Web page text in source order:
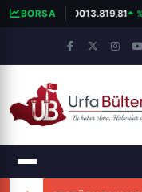
BORSABIST 10013.819,81